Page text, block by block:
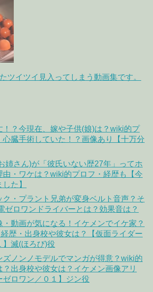
ツイツイ見入ってしまう動画集です。
！？今現在、嫁や子供(娘)は？wiki的プ
心臓手術していた！？画像あり【十万分
姉さん)が「彼氏いない歴27年」ってホ
由・ワケは？wiki的プロフ・経歴も【今
た】
ク・プラント兄弟が変身ベルト音声？そ
ゼロワンドライバーとは？効果音は？
動画が気になる！イケメンでイケ家？
歴・出身校や彼女は？【仮面ライダー
】滅(ほろび)役
ズノンノモデルでマンガが得意？wiki的
？出身校や彼女は？イケメン画像アリ
ゼロワン／０１】ジン役